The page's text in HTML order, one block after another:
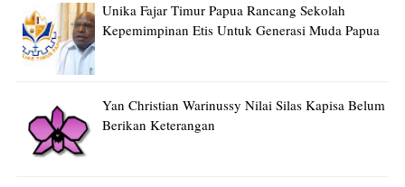
Unika Fajar Timur Papua Rancang Sekolah
Kepemimpinan Etis Untuk Generasi Muda Papua
Yan Christian Warinussy Nilai Silas Kapisa Belum
Berikan Keterangan